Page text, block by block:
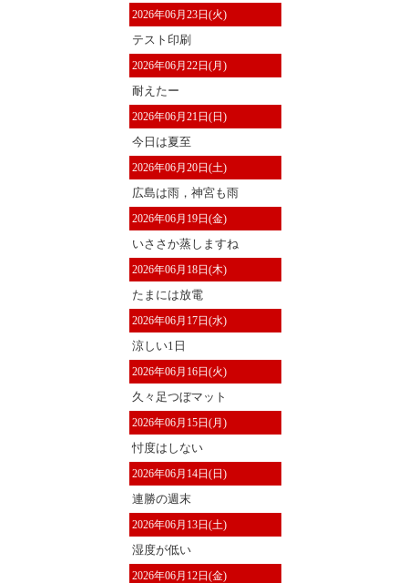
2026年06月23日(火)
テスト印刷
2026年06月22日(月)
耐えたー
2026年06月21日(日)
今日は夏至
2026年06月20日(土)
広島は雨，神宮も雨
2026年06月19日(金)
いささか蒸しますね
2026年06月18日(木)
たまには放電
2026年06月17日(水)
涼しい1日
2026年06月16日(火)
久々足つぼマット
2026年06月15日(月)
忖度はしない
2026年06月14日(日)
連勝の週末
2026年06月13日(土)
湿度が低い
2026年06月12日(金)